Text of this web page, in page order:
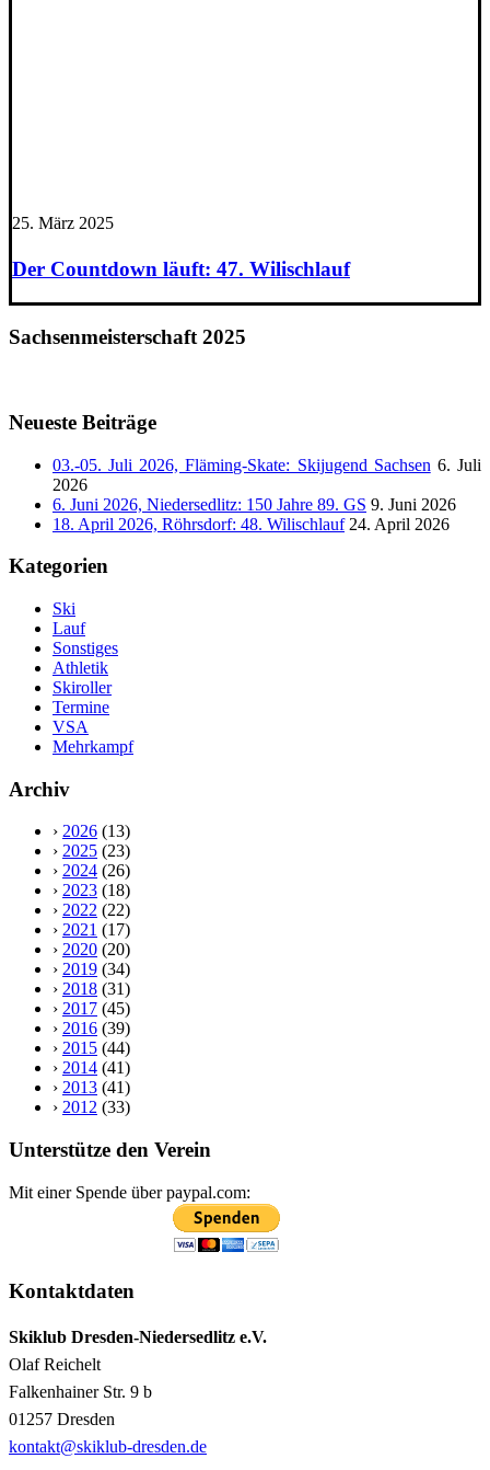
25. März 2025
Der Countdown läuft: 47. Wilischlauf
Sachsenmeisterschaft 2025
Neueste Beiträge
03.-05. Juli 2026, Fläming-Skate: Skijugend Sachsen 6. Juli
2026
6. Juni 2026, Niedersedlitz: 150 Jahre 89. GS 9. Juni 2026
18. April 2026, Röhrsdorf: 48. Wilischlauf 24. April 2026
Kategorien
Ski
Lauf
Sonstiges
Athletik
Skiroller
Termine
VSA
Mehrkampf
Archiv
› 2026 (13)
› 2025 (23)
› 2024 (26)
› 2023 (18)
› 2022 (22)
› 2021 (17)
› 2020 (20)
› 2019 (34)
› 2018 (31)
› 2017 (45)
› 2016 (39)
› 2015 (44)
› 2014 (41)
› 2013 (41)
› 2012 (33)
Unterstütze den Verein
Mit einer Spende über paypal.com:
Kontaktdaten
Skiklub Dresden-Niedersedlitz e.V.
Olaf Reichelt
Falkenhainer Str. 9 b
01257 Dresden
kontakt@skiklub-dresden.de